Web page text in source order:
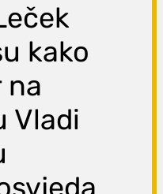
kako
na
Vladi